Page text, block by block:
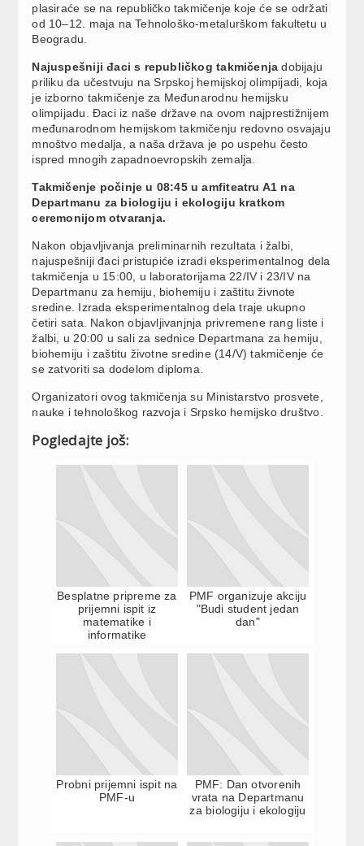
plasiraće se na republičko takmičenje koje će se održati
od 10–12. maja na Tehnološko-metalurškom fakultetu u
Beogradu.
Najuspešniji đaci s republičkog takmičenja dobijaju
priliku da učestvuju na Srpskoj hemijskoj olimpijadi, koja
je izborno takmičenje za Međunarodnu hemijsku
olimpijadu. Đaci iz naše države na ovom najprestižnijem
međunarodnom hemijskom takmičenju redovno osvajaju
mnoštvo medalja, a naša država je po uspehu često
ispred mnogih zapadnoevropskih zemalja.
Takmičenje počinje u 08:45 u amfiteatru A1 na
Departmanu za biologiju i ekologiju kratkom
ceremonijom otvaranja.
Nakon objavljivanja preliminarnih rezultata i žalbi,
najuspešniji đaci pristupiće izradi eksperimentalnog dela
takmičenja u 15:00, u laboratorijama 22/IV i 23/IV na
Departmanu za hemiju, biohemiju i zaštitu živnote
sredine. Izrada eksperimentalnog dela traje ukupno
četiri sata. Nakon objavljivanjnja privremene rang liste i
žalbi, u 20:00 u sali za sednice Departmana za hemiju,
biohemiju i zaštitu životne sredine (14/V) takmičenje će
se zatvoriti sa dodelom diploma.
Organizatori ovog takmičenja su Ministarstvo prosvete,
nauke i tehnološkog razvoja i Srpsko hemijsko društvo.
Pogledajte još:
Besplatne pripreme za
prijemni ispit iz
matematike i
informatike
PMF organizuje akciju
"Budi student jedan
dan"
Probni prijemni ispit na
PMF-u
PMF: Dan otvorenih
vrata na Departmanu
za biologiju i ekologiju